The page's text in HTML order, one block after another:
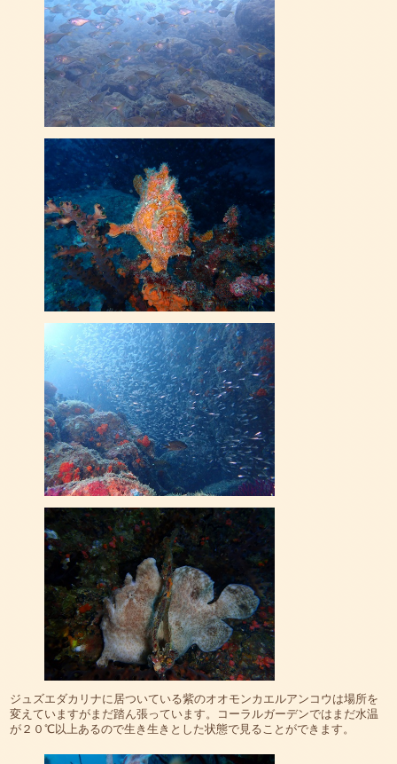
ジュズエダカリナに居ついている紫のオオモンカエルアンコウは場所を
変えていますがまだ踏ん張っています。コーラルガーデンではまだ水温
が２０℃以上あるので生き生きとした状態で見ることができます。